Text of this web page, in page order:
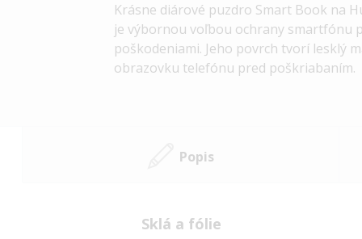
Krásne diárové puzdro Smart Book na
je výbornou voľbou ochrany smartfónu
poškodeniami. Jeho povrch tvorí lesklý
obrazovku telefónu pred poškriabaním.
Popis
Sklá a fólie